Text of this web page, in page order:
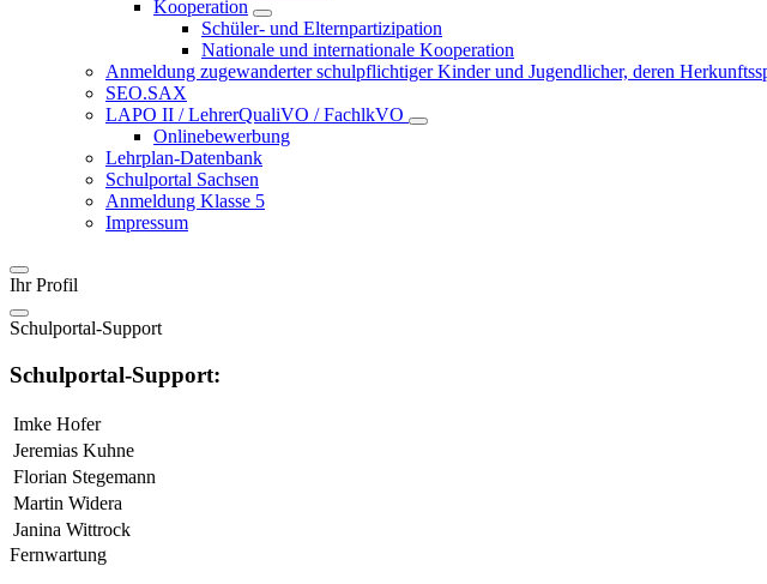
Kooperation
Schüler- und Elternpartizipation
Nationale und internationale Kooperation
Anmeldung zugewanderter schulpflichtiger Kinder und Jugendlicher, deren
SEO.SAX
LAPO II / LehrerQualiVO / FachlkVO
Onlinebewerbung
Lehrplan-Datenbank
Schulportal Sachsen
Anmeldung Klasse 5
Impressum
Ihr Profil
Schulportal-Support
Schulportal-Support:
Imke Hofer
Jeremias Kuhne
Florian Stegemann
Martin Widera
Janina Wittrock
Fernwartung